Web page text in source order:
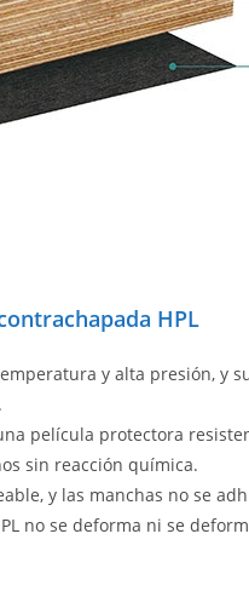
HPL
y alta presión, y
película protectora
sin reacción química.
y las manchas no se
no se deforma ni se